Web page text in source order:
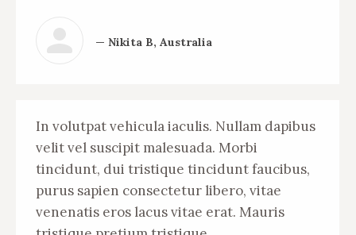
— Nikita B, Australia
In volutpat vehicula iaculis. Nullam dapibus
velit vel suscipit malesuada. Morbi
tincidunt, dui tristique tincidunt faucibus,
purus sapien consectetur libero, vitae
venenatis eros lacus vitae erat. Mauris